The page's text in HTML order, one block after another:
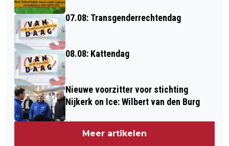
07.08: Transgenderrechtendag
08.08: Kattendag
Nieuwe voorzitter voor stichting
Nijkerk on Ice: Wilbert van den Burg
Meer artikelen